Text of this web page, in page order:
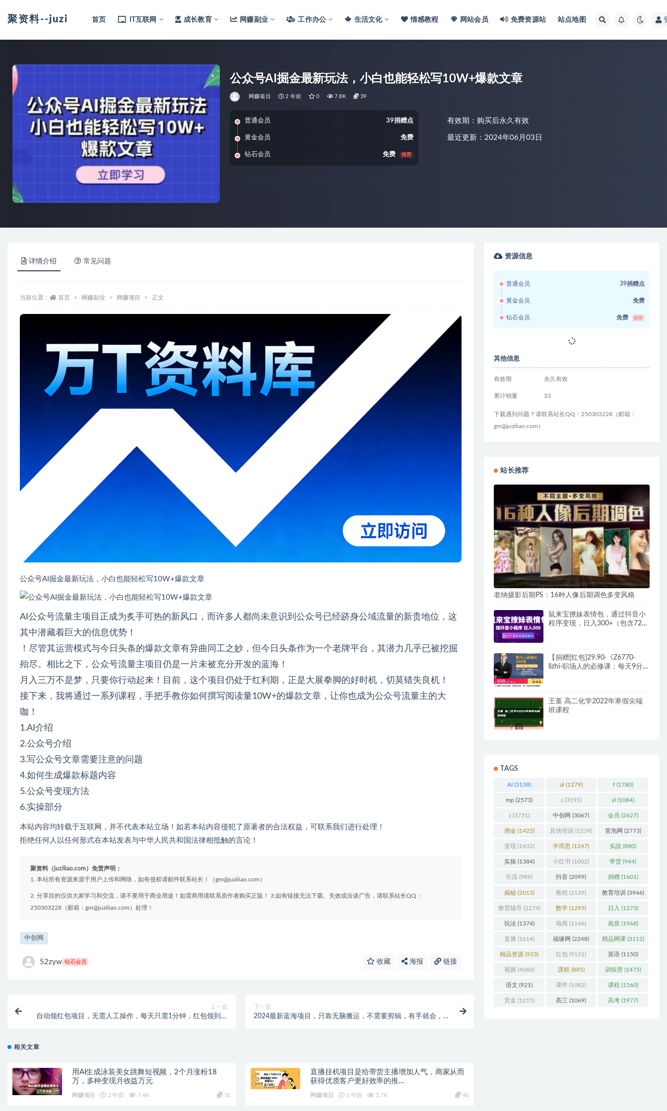
聚资料--juziliao.com--全网资料整合平台
首页 IT互联网 成长教育 网赚副业 工作办公 生活文化 情感教程 网站会员 免费资源站 站点地图
公众号AI掘金最新玩法，小白也能轻松写10W+爆款文章
网赚项目 2 年前 0 7.8K 39
普通会员 39捐赠点
黄金会员 免费
钻石会员 免费 推荐
有效期：购买后永久有效
最近更新：2024年06月03日
详情介绍 常见问题
当前位置： 首页 网赚副业 网赚项目 正文
公众号AI掘金最新玩法，小白也能轻松写10W+爆款文章
AI公众号流量主项目正成为炙手可热的新风口，而许多人都尚未意识到公众号已经跻身公域流量的新贵地位，这
其中潜藏着巨大的信息优势！
！尽管其运营模式与今日头条的爆款文章有异曲同工之妙，但今日头条作为一个老牌平台，其潜力几乎已被挖掘
殆尽。相比之下，公众号流量主项目仍是一片未被充分开发的蓝海！
月入三万不是梦，只要你行动起来！目前，这个项目仍处于红利期，正是大展拳脚的好时机，切莫错失良机！
接下来，我将通过一系列课程，手把手教你如何撰写阅读量10W+的爆款文章，让你也成为公众号流量主的大
咖！
1.AI介绍
2.公众号介绍
3.写公众号文章需要注意的问题
4.如何生成爆款标题内容
5.公众号变现方法
6.实操部分
本站内容均转载于互联网，并不代表本站立场！如若本站内容侵犯了原著者的合法权益，可联系我们进行处理！
拒绝任何人以任何形式在本站发表与中华人民共和国法律相抵触的言论！
聚资料（juziliao.com）免责声明：
1. 本站所有资源来源于用户上传和网络，如有侵权请邮件联系站长！（gm@juziliao.com）
2. 分享目的仅供大家学习和交流，请不要用于商业用途！如需商用请联系原作者购买正版！ 3.如有链接无法下载、失效或洽谈广告，请联系站长QQ：
250303228（邮箱：gm@juziliao.com）处理！
中创网
52zyw 钻石会员 收藏 海报 链接
上一篇
自动领红包项目，无需人工操作，每天只需1分钟，红包领到手
下一篇
2024最新蓝海项目，只靠无脑搬运，不需要剪辑，有手就会，京
相关文章
用AI生成泳装美女跳舞短视频，2个月涨粉18
万，多种变现月收益万元
网赚项目 2 年前 7.4K 31
直播挂机项目是给带货主播增加人气，商家从而
获得优质客户更好效率的推…
网赚项目 2 年前 5.7K 40
资源信息
普通会员 39捐赠点
黄金会员 免费
钻石会员 免费 推荐
其他信息
有效期 永久有效
累计销量 33
下载遇到问题？请联系站长QQ：250303228（邮箱：
gm@juziliao.com）
站长推荐
老纳摄影后期PS：16种人像后期调色多变风格
鼠来宝撩妹表情包，通过抖音小
程序变现，日入300+（包含72个
【捐赠[红包]29.90·《Z6770-
lizhi-职场人的必修课：每天9分
王堇 高二化学2022年寒假尖端
班课程
TAGS
AI (3138) al (1279) f(1780)
mp (2573) s(3191) yl (1084)
z (3731) 中创网 (3067) 会员 (2627)
佣金(1425) 其他培训 (1239) 冒泡网 (2773)
变现(1432) 学而思 (1247) 实战 (880)
实操(1384) 小红书 (1002) 带货 (944)
引流 (989) 抖音 (2099) 捐赠(1601)
揭秘(2013) 教程 (1129) 教育培训 (3946)
教育辅导 (2274) 数学 (1295) 日入 (1273)
玩法(1374) 电商 (1146) 画质(1968)
直播 (1614) 福缘网 (2248) 精品网课(3112)
精品资源 (923) 红包 (9121) 英语(1150)
视频 (4060) 課程 (885) 训练营(1475)
语文 (921) 课件 (1082) 课程 (1560)
赏金 (1215) 高三 (1069) 高考(1977)